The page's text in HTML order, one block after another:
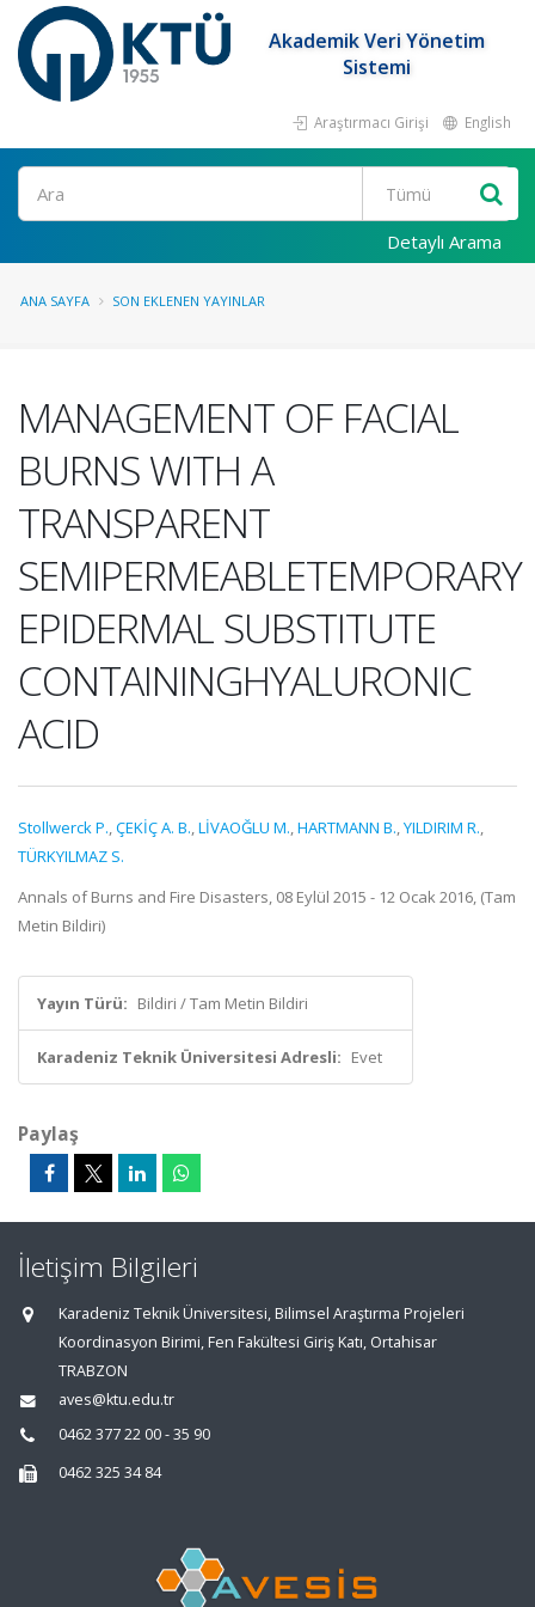
Akademik Veri Yönetim
Sistemi
Araştırmacı Girişi English
Ara
Detaylı Arama
ANA SAYFA SON EKLENEN YAYINLAR
MANAGEMENT OF FACIAL
BURNS WITH A
TRANSPARENT
SEMIPERMEABLETEMPORARY
EPIDERMAL SUBSTITUTE
CONTAININGHYALURONIC
ACID
Stollwerck P.,ÇEKİÇ A. B.,LİVAOĞLU M.,HARTMANN B.,YILDIRIM R.,
TÜRKYILMAZ S.
Annals of Burns and Fire Disasters, 08 Eylül 2015 - 12 Ocak 2016, (Tam
Metin Bildiri)
Yayın Türü: Bildiri / Tam Metin Bildiri
Karadeniz Teknik Üniversitesi Adresli: Evet
Paylaş
İletişim Bilgileri
Karadeniz Teknik Üniversitesi, Bilimsel Araştırma Projeleri
Koordinasyon Birimi, Fen Fakültesi Giriş Katı, Ortahisar
TRABZON
aves@ktu.edu.tr
0462 377 22 00 - 35 90
0462 325 34 84